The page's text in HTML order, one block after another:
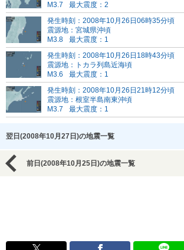
M3.7
最大震度：2
発生時刻：2008年10月26日06時35分頃
震源地：宮城県沖頃
M3.8
最大震度：1
発生時刻：2008年10月26日18時43分頃
震源地：トカラ列島近海頃
M3.6
最大震度：1
発生時刻：2008年10月26日21時12分頃
震源地：根室半島南東沖頃
M3.7
最大震度：1
翌日(2008年10月27日)の地震一覧
前日(2008年10月25日)の地震一覧